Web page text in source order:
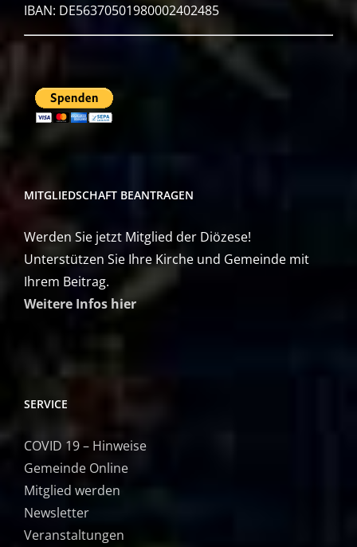
IBAN: DE56370501980002402485
MITGLIEDSCHAFT BEANTRAGEN
Werden Sie jetzt Mitglied der Diözese!
Unterstützen Sie Ihre Kirche und Gemeinde mit
Ihrem Beitrag.
Weitere Infos hier
SERVICE
COVID 19 – Hinweise
Gemeinde Online
Mitglied werden
Newsletter
Veranstaltungen